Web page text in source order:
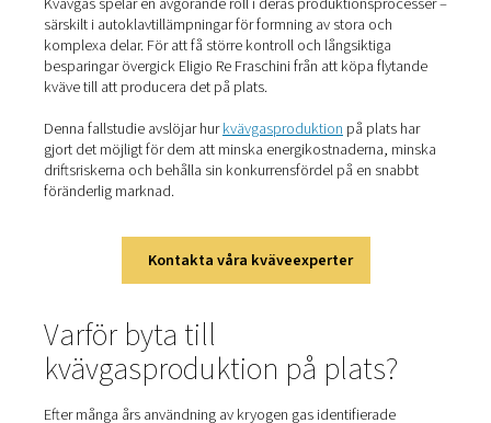
En av våra uppskattade kunder i Italien, Eligio Re
byggt upp ett starkt rykte inom tillverkning av
högprecisionskomposit- och metallkomponenter.
baserat i norra Italien och betjänar krävande industrier
prestanda, säkerhet och punktlighet inte är
Kvävgas spelar en avgörande roll i deras
särskilt i autoklavtillämpningar för formning av stora och
besparingar övergick Eligio Re Fraschini från att köpa
kväve till att producera det på plats.
Denna fallstudie avslöjar hur
gjort det möjligt för dem att minska
driftsriskerna och behålla sin konkurrensfördel på en
föränderlig marknad.